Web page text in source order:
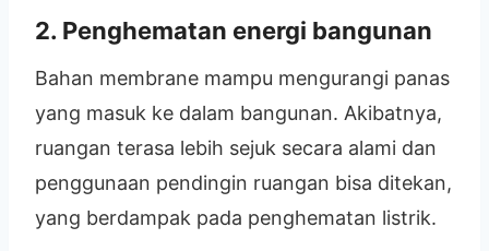
2. Penghematan energi bangunan
Bahan membrane mampu mengurangi panas
yang masuk ke dalam bangunan. Akibatnya,
ruangan terasa lebih sejuk secara alami dan
penggunaan pendingin ruangan bisa ditekan,
yang berdampak pada penghematan listrik.